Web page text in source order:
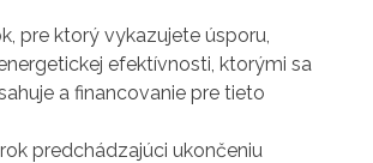
pre ktorý vykazujete úsporu,
efektívnosti, ktorými sa
a financovanie pre tieto
predchádzajúci ukončeniu